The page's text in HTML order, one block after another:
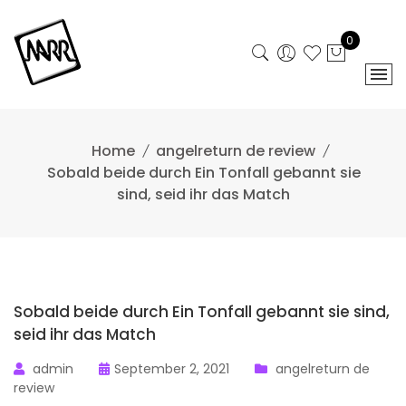
content
0
Home
angelreturn de review
Sobald beide durch Ein Tonfall gebannt sie
sind, seid ihr das Match
Sobald beide durch Ein Tonfall gebannt sie sind,
seid ihr das Match
admin September 2, 2021
angelreturn de
review